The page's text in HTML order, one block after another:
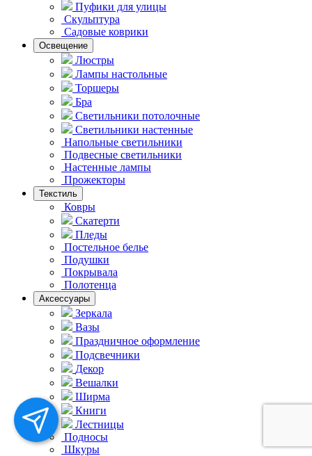
Пуфики для улицы
Скульптура
Садовые коврики
Освещение
Люстры
Лампы настольные
Торшеры
Бра
Светильники потолочные
Светильники настенные
Напольные светильники
Подвесные светильники
Hастенные лампы
Прожекторы
Текстиль
Ковры
Скатерти
Пледы
Постельное белье
Подушки
Покрывала
Полотенца
Аксессуары
Зеркала
Вазы
Праздничное оформление
Подсвечники
Декор
Вешалки
Ширма
Книги
Лестницы
Подносы
Шкуры